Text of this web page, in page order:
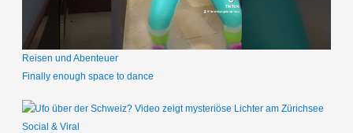
Reisen und Abenteuer
Finally enough space to dance
Social & Viral